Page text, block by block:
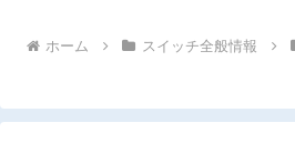
ホーム スイッチ全般情報